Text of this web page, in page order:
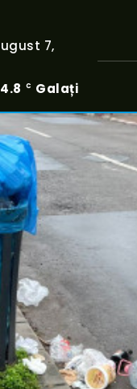
7,
C Galați